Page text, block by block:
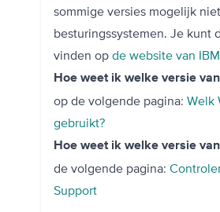
sommige versies mogelijk
besturingssystemen. Je kunt
vinden op ⁠ de website van IBM.
Hoe weet ik welke versie
op de volgende pagina: Welk
gebruikt?
Hoe weet ik welke versie
de volgende pagina:
Support